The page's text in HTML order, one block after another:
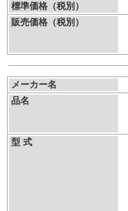
標準価格（税別）
販売価格（税別）
メーカー名
品名
型 式